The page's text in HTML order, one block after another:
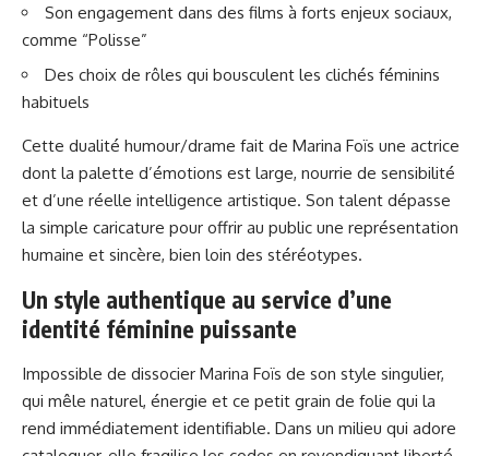
Son engagement dans des films à forts enjeux sociaux,
comme “Polisse”
Des choix de rôles qui bousculent les clichés féminins
habituels
Cette dualité humour/drame fait de Marina Foïs une actrice
dont la palette d’émotions est large, nourrie de sensibilité
et d’une réelle intelligence artistique. Son talent dépasse
la simple caricature pour offrir au public une représentation
humaine et sincère, bien loin des stéréotypes.
Un style authentique au service d’une
identité féminine puissante
Impossible de dissocier Marina Foïs de son style singulier,
qui mêle naturel, énergie et ce petit grain de folie qui la
rend immédiatement identifiable. Dans un milieu qui adore